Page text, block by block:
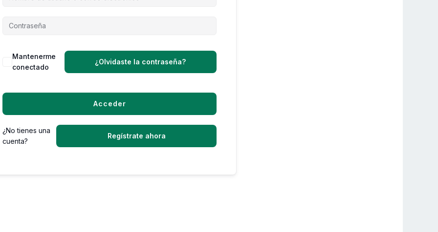
Mantenerme
conectado
¿Olvidaste la contraseña?
Acceder
¿No tienes una
cuenta?
Regístrate ahora